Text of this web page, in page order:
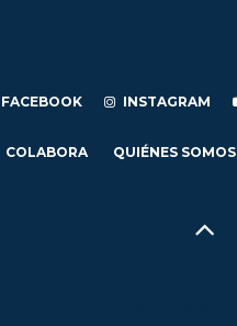
FACEBOOK INSTAGRAM
COLABORA QUIÉNES SOMOS